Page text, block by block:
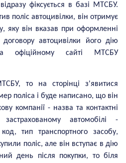
фіксується в базі МТСБУ.
поліс автоцивілки, він отримує
яку він вказав при оформленні
автоцивілки його дію
офіційному сайті МТСБУ
то на сторінці з'явитися
поліса і буде написано, що він
компанії - назва та контактні
автомобілі -
тип транспортного засобу,
поліс, але він вступає в дію
день після покупки, то біля